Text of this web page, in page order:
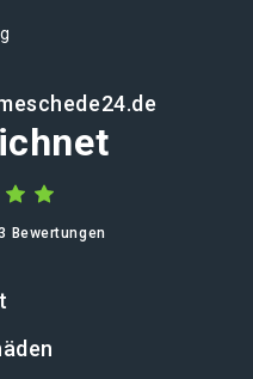
Bewertungen